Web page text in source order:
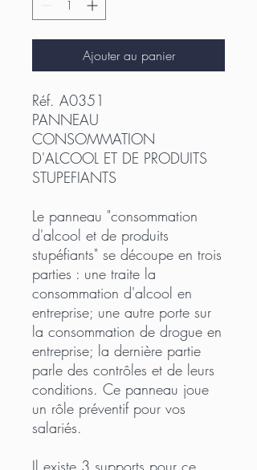
Ajouter au panier
Réf. A0351
PANNEAU
CONSOMMATION
D'ALCOOL ET DE PRODUITS
STUPEFIANTS
Le panneau "consommation
d'alcool et de produits
stupéfiants" se découpe en trois
parties : une traite la
consommation d'alcool en
entreprise; une autre porte sur
la consommation de drogue en
entreprise; la dernière partie
parle des contrôles et de leurs
conditions. Ce panneau joue
un rôle préventif pour vos
salariés.
Il existe 3 supports pour ce